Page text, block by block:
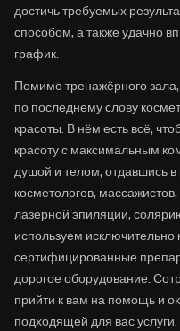
достичь требуемых
способом, а также удачно
график.
Помимо тренажёрного
по последнему слову
красоты. В нём есть всё,
красоту с максимальным
душой и телом, отдавшись
косметологов,
лазерной эпиляции,
используем исключительно
сертифицированные
дорогое оборудование.
прийти к вам на помощь и
подходящей для вас услуги.